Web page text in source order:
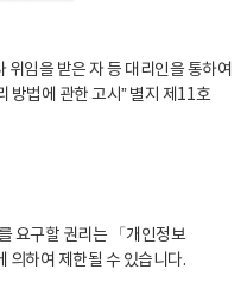
임을 받은 자 등 대리인을 통하여
방법에 관한 고시” 별지 제11호
요구할 권리는 「개인정보
의하여 제한될 수 있습니다.